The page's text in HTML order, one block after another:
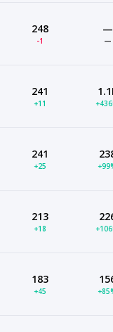
248
-1
—
—
241
+11
241
+25
213
+18
183
+45